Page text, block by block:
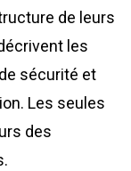
de leurs
les
sécurité et
Les seules
des